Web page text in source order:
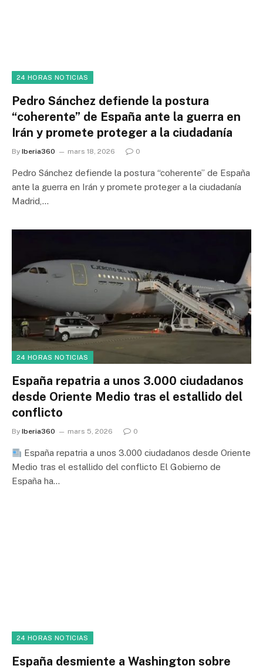
24 HORAS NOTICIAS
Pedro Sánchez defiende la postura
“coherente” de España ante la guerra en
Irán y promete proteger a la ciudadanía
By Iberia360 mars 18, 2026 0
Pedro Sánchez defiende la postura “coherente” de España
ante la guerra en Irán y promete proteger a la ciudadanía
Madrid,…
24 HORAS NOTICIAS
España repatria a unos 3.000 ciudadanos
desde Oriente Medio tras el estallido del
conflicto
By Iberia360 mars 5, 2026 0
España repatria a unos 3.000 ciudadanos desde Oriente
Medio tras el estallido del conflicto El Gobierno de
España ha…
24 HORAS NOTICIAS
España desmiente a Washington sobre